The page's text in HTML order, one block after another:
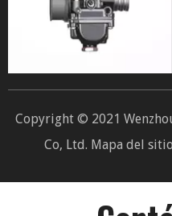
Copyright © 2021
Co, Ltd. Mapa del sitio